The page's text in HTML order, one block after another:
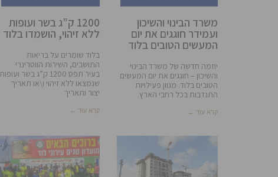
משרד הבינוי והשיכון
ועמידר חוגגים את יום
המעשים הטובים בלוד
יוזמה חדשה של משרד הבינוי
והשיכון – חוגגים את יום המעשים
הטובים בלוד. מגוון פעילויות
התנדבות בכל רחבי הארץ.
קרא עוד ←
1200 ק”ג בשר ועופות
ללא זיהוי, הושמדו בלוד
בלוד שומרים על בריאות
התושבים, השירות הווטרינרי
בעיר תפס 1200 ק”ג בשר ועופות
שנמצאו ללא זיהוי ו\או תאריך
יצור ותאריך
קרא עוד ←